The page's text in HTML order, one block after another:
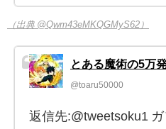
（出典 @Qwm43eMKQGMyS62）
とある魔術の5万
@toaru50000
返信先:@tweetsoku1